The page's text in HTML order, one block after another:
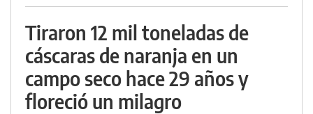
Tiraron 12 mil toneladas de
cáscaras de naranja en un
campo seco hace 29 años y
floreció un milagro